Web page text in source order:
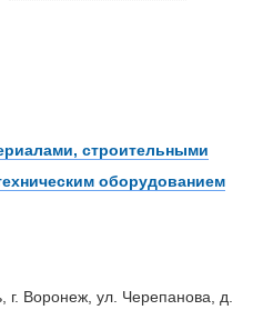
строительными
оборудованием
г. Воронеж, ул. Черепанова, д.